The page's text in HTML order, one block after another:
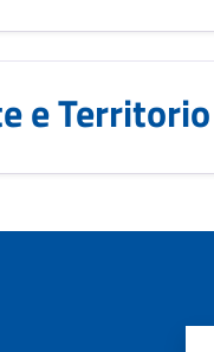
e Territorio